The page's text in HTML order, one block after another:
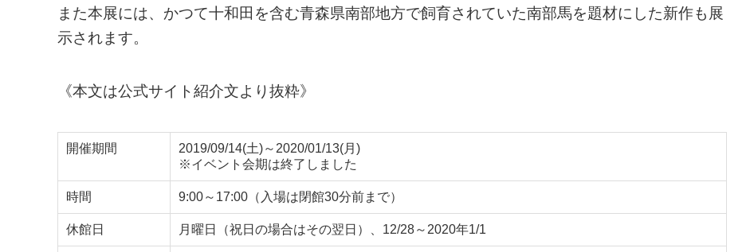
また本展には、かつて十和田を含む青森県南部地方で飼育されていた南部馬を題材にした新作も展
示されます。
《本文は公式サイト紹介文より抜粋》
開催期間
2019/09/14(土)～2020/01/13(月)
※イベント会期は終了しました
時間 9:00～17:00（入場は閉館30分前まで）
休館日 月曜日（祝日の場合はその翌日）、12/28～2020年1/1